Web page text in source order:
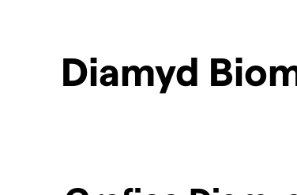
Diamyd